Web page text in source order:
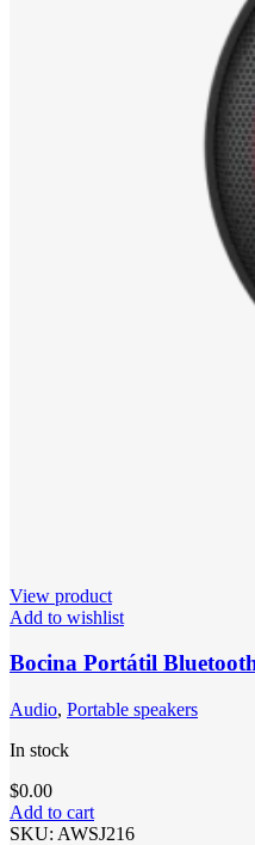
View product
Add to wishlist
Bocina Portátil
Audio, Portable speakers
In stock
$0.00
Add to cart
SKU: AWSJ216